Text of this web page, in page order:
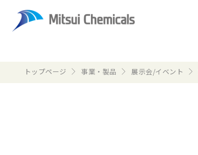
トップページ 事業・製品 展示会/イベント